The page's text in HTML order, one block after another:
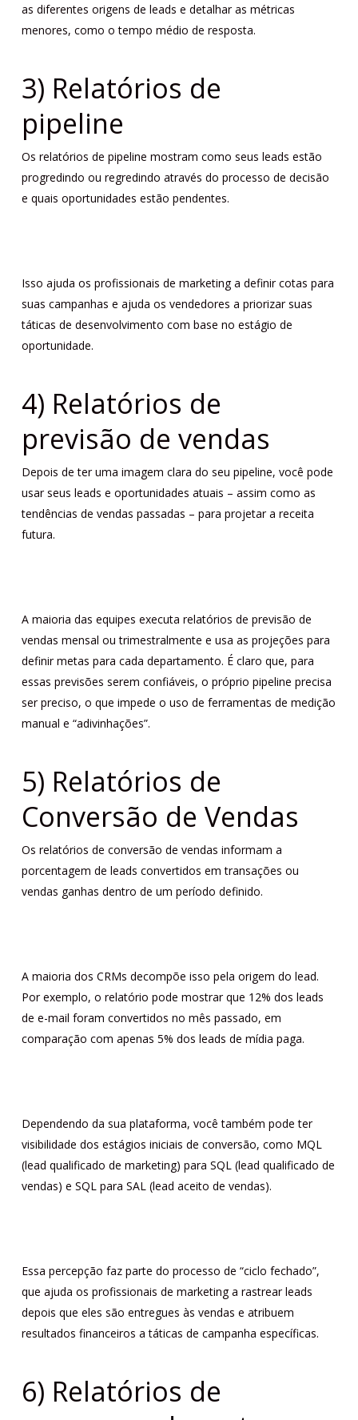
as diferentes origens de leads e detalhar as métricas
menores, como o tempo médio de resposta.
3) Relatórios de
pipeline
Os relatórios de pipeline mostram como seus leads estão
progredindo ou regredindo através do processo de decisão
e quais oportunidades estão pendentes.
Isso ajuda os profissionais de marketing a definir cotas para
suas campanhas e ajuda os vendedores a priorizar suas
táticas de desenvolvimento com base no estágio de
oportunidade.
4) Relatórios de
previsão de vendas
Depois de ter uma imagem clara do seu pipeline, você pode
usar seus leads e oportunidades atuais – assim como as
tendências de vendas passadas – para projetar a receita
futura.
A maioria das equipes executa relatórios de previsão de
vendas mensal ou trimestralmente e usa as projeções para
definir metas para cada departamento. É claro que, para
essas previsões serem confiáveis, o próprio pipeline precisa
ser preciso, o que impede o uso de ferramentas de medição
manual e “adivinhações”.
5) Relatórios de
Conversão de Vendas
Os relatórios de conversão de vendas informam a
porcentagem de leads convertidos em transações ou
vendas ganhas dentro de um período definido.
A maioria dos CRMs decompõe isso pela origem do lead.
Por exemplo, o relatório pode mostrar que 12% dos leads
de e-mail foram convertidos no mês passado, em
comparação com apenas 5% dos leads de mídia paga.
Dependendo da sua plataforma, você também pode ter
visibilidade dos estágios iniciais de conversão, como MQL
(lead qualificado de marketing) para SQL (lead qualificado de
vendas) e SQL para SAL (lead aceito de vendas).
Essa percepção faz parte do processo de “ciclo fechado”,
que ajuda os profissionais de marketing a rastrear leads
depois que eles são entregues às vendas e atribuem
resultados financeiros a táticas de campanha específicas.
6) Relatórios de